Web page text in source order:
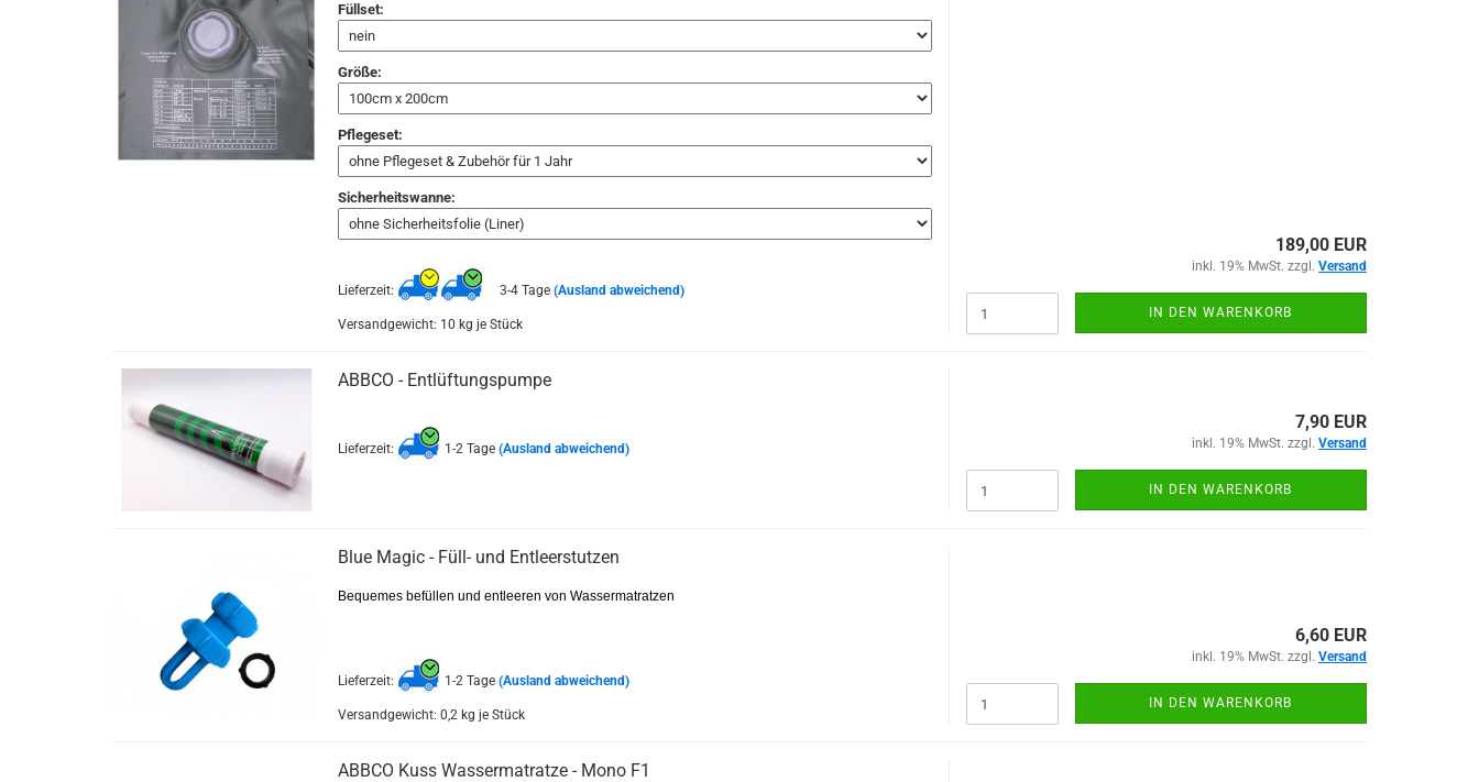
Füllset:
Größe:
Pflegeset:
Sicherheitswanne:
Lieferzeit: 3-4 Tage (Ausland abweichend)
Versandgewicht: 10 kg je Stück
189,00 EUR
inkl. 19% MwSt. zzgl. Versand
IN DEN WARENKORB
ABBCO - Entlüftungspumpe
Lieferzeit: 1-2 Tage (Ausland abweichend)
7,90 EUR
inkl. 19% MwSt. zzgl. Versand
IN DEN WARENKORB
Blue Magic - Füll- und Entleerstutzen
Bequemes befüllen und entleeren von Wassermatratzen
Lieferzeit: 1-2 Tage (Ausland abweichend)
Versandgewicht: 0,2 kg je Stück
6,60 EUR
inkl. 19% MwSt. zzgl. Versand
IN DEN WARENKORB
ABBCO Kuss Wassermatratze - Mono F1